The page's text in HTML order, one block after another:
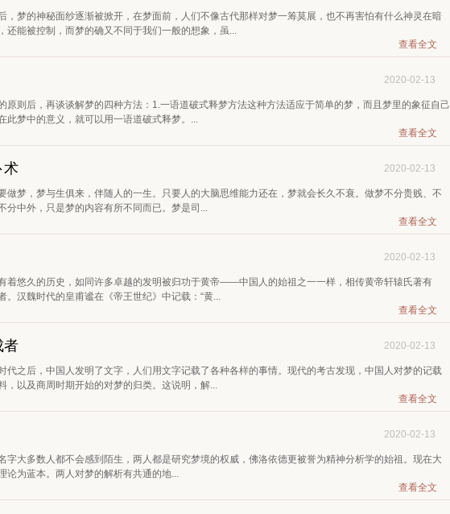
，梦的神秘面纱逐渐被掀开，在梦面前，人们不像古代那样对梦一筹莫展，也不再害怕有什么神灵在暗
还能被控制，而梦的确又不同于我们一般的想象，虽...
查看全文
2020-02-13
原则后，再谈谈解梦的四种方法：1.一语道破式释梦方法这种方法适应于简单的梦，而且梦里的象征自己
此梦中的意义，就可以用一语道破式释梦。...
查看全文
术 2020-02-13
做梦，梦与生俱来，伴随人的一生。只要人的大脑思维能力还在，梦就会长久不衰。做梦不分贵贱、不
分中外，只是梦的内容有所不同而已。梦是司...
查看全文
2020-02-13
着悠久的历史，如同许多卓越的发明被归功于黄帝——中国人的始祖之一一样，相传黄帝轩辕氏著有
。汉魏时代的皇甫谧在《帝王世纪》中记载：“黄...
查看全文
者 2020-02-13
代之后，中国人发明了文字，人们用文字记载了各种各样的事情。现代的考古发现，中国人对梦的记载
，以及商周时期开始的对梦的归类。这说明，解...
查看全文
2020-02-13
字大多数人都不会感到陌生，两人都是研究梦境的权威，佛洛依德更被誉为精神分析学的始祖。现在大
论为蓝本。两人对梦的解析有共通的地...
查看全文